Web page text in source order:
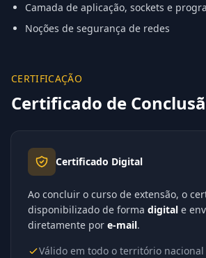
Camada de aplicação, sockets e
Noções de segurança de redes
CERTIFICAÇÃO
Certificado de
Certificado Digital
Ao concluir o curso de extensão, o
disponibilizado de forma digital e
diretamente por e-mail.
Válido em todo o território nacional